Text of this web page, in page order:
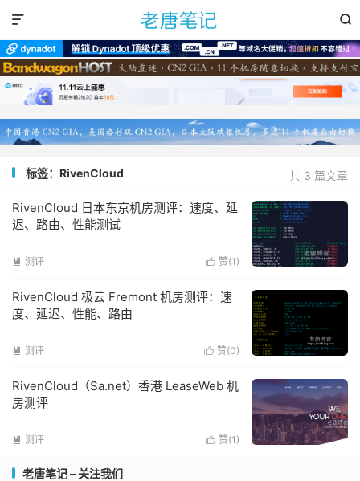


共 3 篇文章
标签：RivenCloud
RivenCloud 日本东京机房测评：速度、延
迟、路由、性能测试
 赞(1 )
 测评
RivenCloud 极云 Fremont 机房测评：速
度、延迟、性能、路由
 赞(0)
 测评
RivenCloud（Sa.net）香港 LeaseWeb 机
房测评
 赞(1 )
 测评
老唐笔记 – 关注我们